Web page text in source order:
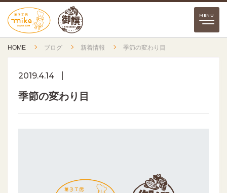
HOME ブログ 新着情報 季節の変わり目
2019.4.14
季節の変わり目